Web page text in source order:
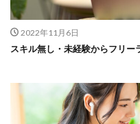
2022年11月6日
スキル無し・未経験からフリー